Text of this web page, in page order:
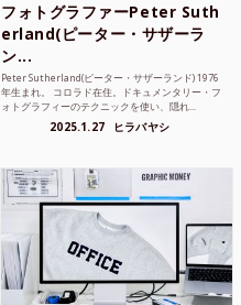
フォトグラファーPeter Suth
erland(ピーター・サザーラ
ン...
Peter Sutherland(ピーター・サザーランド) 1976
年生まれ。 コロラド在住。ドキュメンタリー・フ
ォトグラフィーのテクニックを使い、隠れ...
2025.1.27 ヒラバヤシ